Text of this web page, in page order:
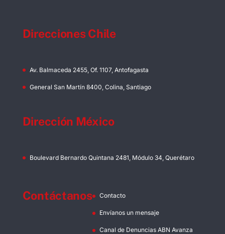
Direcciones Chile
Av. Balmaceda 2455, Of. 1107, Antofagasta
General San Martín 8400, Colina, Santiago
Dirección México
Boulevard Bernardo Quintana 2481, Módulo 34, Querétaro
Contáctanos Contacto
Envíanos un mensaje
Canal de Denuncias ABN Avanza